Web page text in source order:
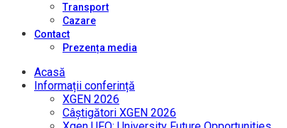
Transport
Cazare
Contact
Prezența media
Acasă
Informații conferință
XGEN 2026
Câștigători XGEN 2026